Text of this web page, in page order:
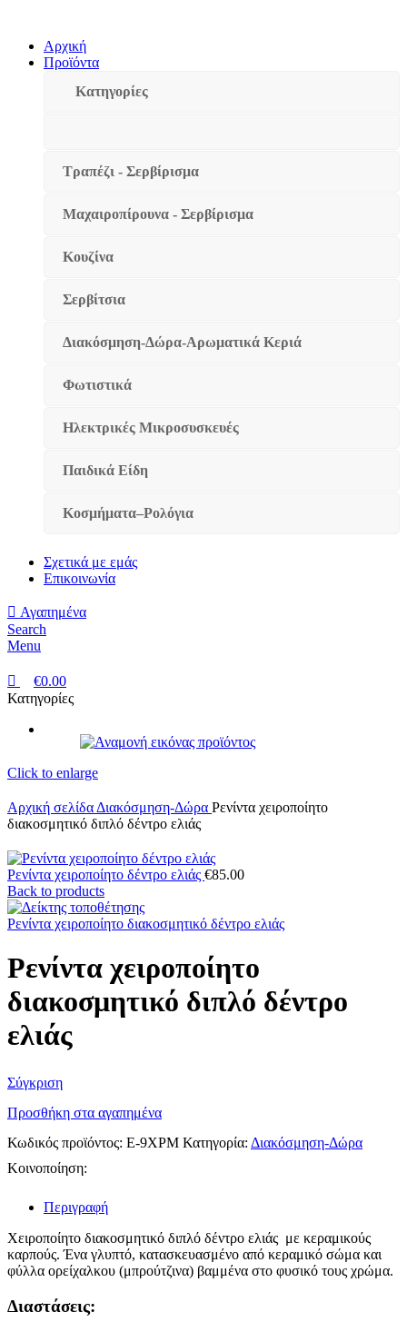
Αρχική
Προϊόντα
Κατηγορίες
Τραπέζι - Σερβίρισμα
Μαχαιροπίρουνα - Σερβίρισμα
Κουζίνα
Σερβίτσια
Διακόσμηση-Δώρα-Αρωματικά Κεριά
Φωτιστικά
Ηλεκτρικές Μικροσυσκευές
Παιδικά Είδη
Κοσμήματα–Ρολόγια
Σχετικά με εμάς
Επικοινωνία
Αγαπημένα
Search
Menu
€0.00
Κατηγορίες
Click to enlarge
Αρχική σελίδα Διακόσμηση-Δώρα Ρενίντα χειροποίητο
διακοσμητικό διπλό δέντρο ελιάς
Ρενίντα χειροποίητο δέντρο ελιάς €85.00
Back to products
Ρενίντα χειροποίητο διακοσμητικό δέντρο ελιάς
Ρενίντα χειροποίητο
διακοσμητικό διπλό δέντρο
ελιάς
Σύγκριση
Προσθήκη στα αγαπημένα
Κωδικός προϊόντος: Ε-9ΧΡΜ Κατηγορία: Διακόσμηση-Δώρα
Κοινοποίηση:
Περιγραφή
Χειροποίητο διακοσμητικό διπλό δέντρο ελιάς με κεραμικούς
καρπούς. Ένα γλυπτό, κατασκευασμένο από κεραμικό σώμα και
φύλλα ορείχαλκου (μπρούτζινα) βαμμένα στο φυσικό τους χρώμα.
Διαστάσεις: